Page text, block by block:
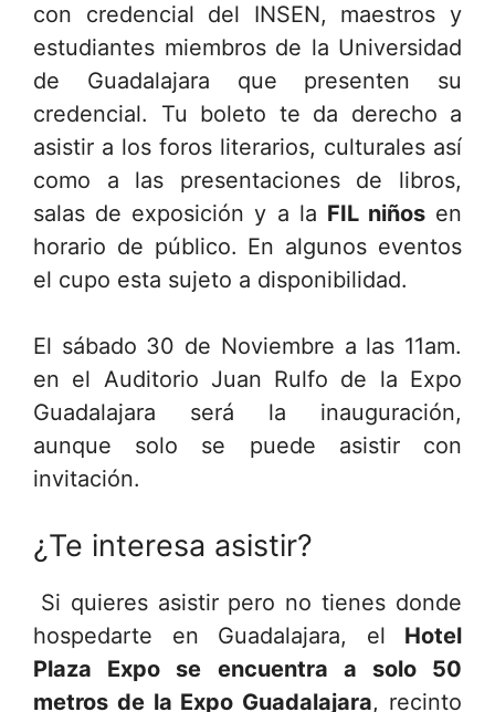
con credencial del INSEN, maestros y
estudiantes miembros de la Universidad
de Guadalajara que presenten su
credencial. Tu boleto te da derecho a
asistir a los foros literarios, culturales así
como a las presentaciones de libros,
salas de exposición y a la FIL niñosen
horario de público. En algunos eventos
el cupo esta sujeto a disponibilidad.
El sábado 30 de Noviembre a las 11am.
en el Auditorio Juan Rulfo de la Expo
Guadalajara será la inauguración,
aunque solo se puede asistir con
invitación.
¿Te interesa asistir?
Si quieres asistir pero no tienes donde
hospedarte en Guadalajara, el Hotel
Plaza Expo se encuentra a solo 50
metros de la Expo Guadalajara, recinto